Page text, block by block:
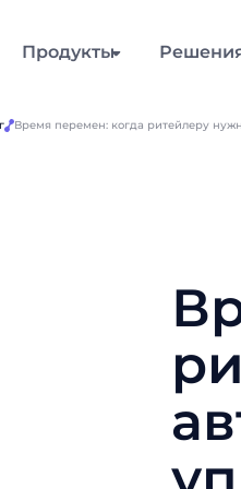
Продукты
Время перемен: когда ритейлеру